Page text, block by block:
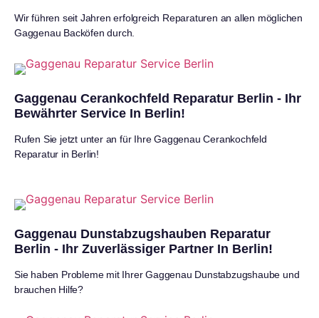
Wir führen seit Jahren erfolgreich Reparaturen an allen möglichen
Gaggenau Backöfen durch.
Gaggenau Cerankochfeld Reparatur Berlin - Ihr
Bewährter Service In Berlin!
Rufen Sie jetzt unter an für Ihre Gaggenau Cerankochfeld
Reparatur in Berlin!
Gaggenau Dunstabzugshauben Reparatur
Berlin - Ihr Zuverlässiger Partner In Berlin!
Sie haben Probleme mit Ihrer Gaggenau Dunstabzugshaube und
brauchen Hilfe?